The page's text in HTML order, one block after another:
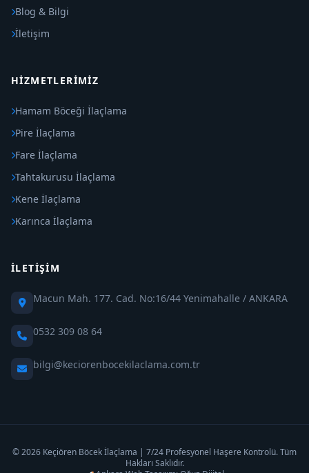
Blog & Bilgi
İletişim
HIZMETLERIMIZ
Hamam Böceği İlaçlama
Pire İlaçlama
Fare İlaçlama
Tahtakurusu İlaçlama
Kene İlaçlama
Karınca İlaçlama
İLETIŞIM
Macun Mah. 177. Cad. No:16/44 Yenimahalle / ANKARA
0532 309 08 64
bilgi@keciorenbocekilaclama.com.tr
© 2026 Keçiören Böcek İlaçlama | 7/24 Profesyonel Haşere Kontrolü. Tüm
Hakları Saklıdır.